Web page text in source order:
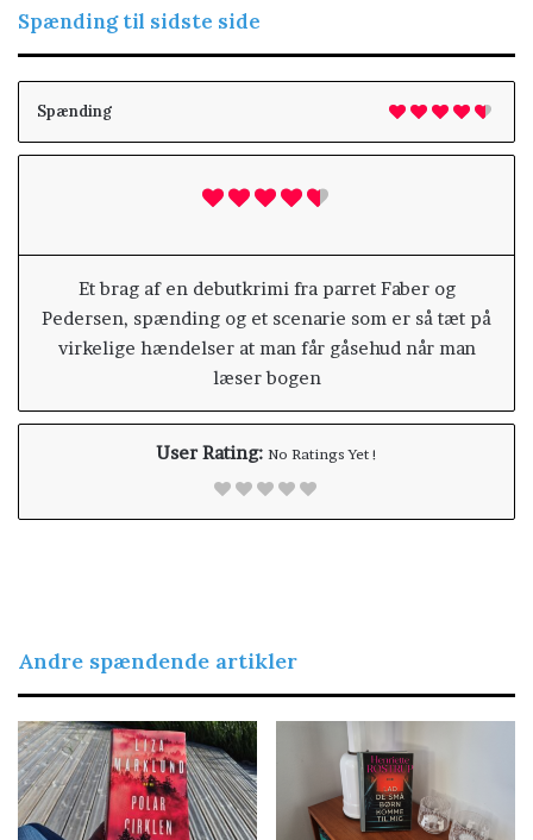
Spænding til sidste side
Spænding
Et brag af en debutkrimi fra parret Faber og
Pedersen, spænding og et scenarie som er så tæt på
virkelige hændelser at man får gåsehud når man
læser bogen
User Rating: No Ratings Yet !
Andre spændende artikler